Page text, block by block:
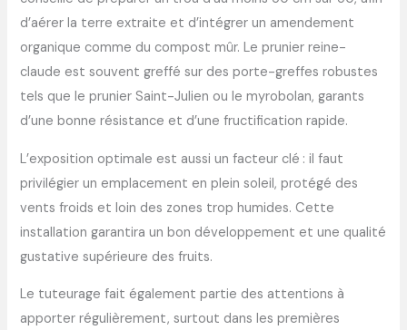
d’aérer la terre extraite et d’intégrer un amendement
organique comme du compost mûr. Le prunier reine-
claude est souvent greffé sur des porte-greffes robustes
tels que le prunier Saint-Julien ou le myrobolan, garants
d’une bonne résistance et d’une fructification rapide.
L’exposition optimale est aussi un facteur clé : il faut
privilégier un emplacement en plein soleil, protégé des
vents froids et loin des zones trop humides. Cette
installation garantira un bon développement et une qualité
gustative supérieure des fruits.
Le tuteurage fait également partie des attentions à
apporter régulièrement, surtout dans les premières